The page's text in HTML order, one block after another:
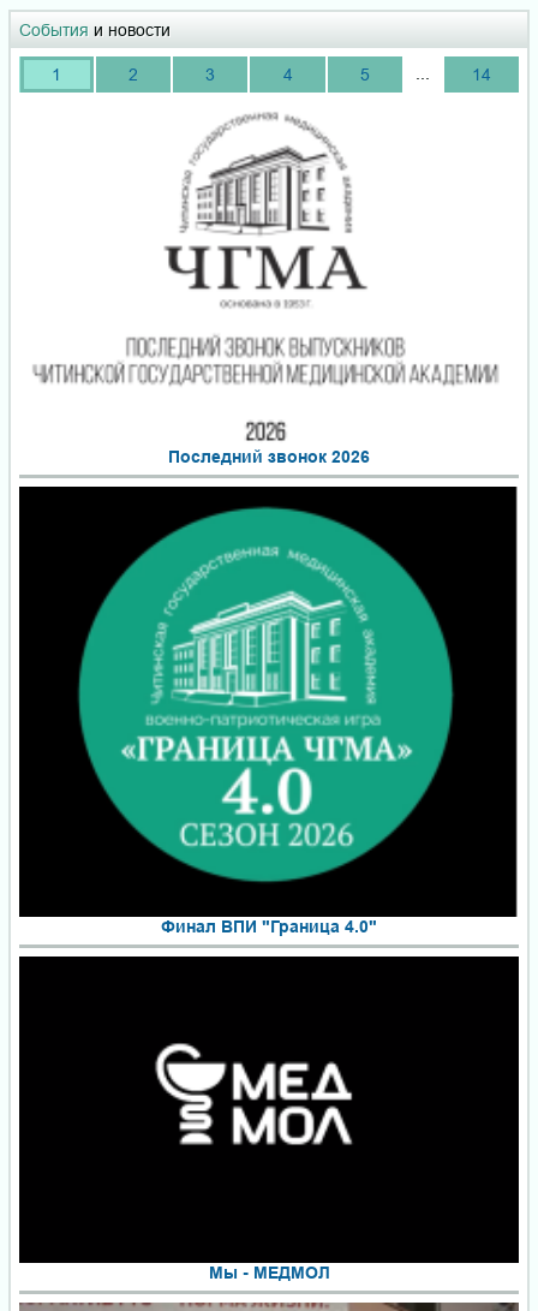
События и новости
1 2 3 4 5 14
Последний звонок 2026
Финал ВПИ "Граница 4.0"
Мы - МЕДМОЛ